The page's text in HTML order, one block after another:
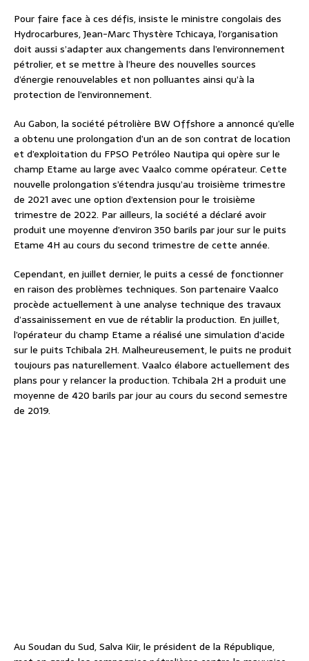
Pour faire face à ces défis, insiste le ministre congolais des
Hydrocarbures, Jean-Marc Thystère Tchicaya, l’organisation
doit aussi s’adapter aux changements dans l’environnement
pétrolier, et se mettre à l’heure des nouvelles sources
d’énergie renouvelables et non polluantes ainsi qu’à la
protection de l’environnement.
Au Gabon, la société pétrolière BW Offshore a annoncé qu’elle
a obtenu une prolongation d’un an de son contrat de location
et d’exploitation du FPSO Petróleo Nautipa qui opère sur le
champ Etame au large avec Vaalco comme opérateur. Cette
nouvelle prolongation s’étendra jusqu’au troisième trimestre
de 2021 avec une option d’extension pour le troisième
trimestre de 2022. Par ailleurs, la société a déclaré avoir
produit une moyenne d’environ 350 barils par jour sur le puits
Etame 4H au cours du second trimestre de cette année.
Cependant, en juillet dernier, le puits a cessé de fonctionner
en raison des problèmes techniques. Son partenaire Vaalco
procède actuellement à une analyse technique des travaux
d’assainissement en vue de rétablir la production. En juillet,
l’opérateur du champ Etame a réalisé une simulation d’acide
sur le puits Tchibala 2H. Malheureusement, le puits ne produit
toujours pas naturellement. Vaalco élabore actuellement des
plans pour y relancer la production. Tchibala 2H a produit une
moyenne de 420 barils par jour au cours du second semestre
de 2019.
Au Soudan du Sud, Salva Kiir, le président de la République,